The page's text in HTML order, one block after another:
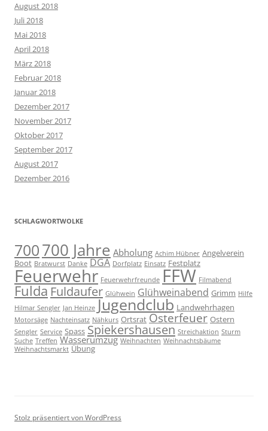
August 2018
Juli 2018
Mai 2018
April 2018
März 2018
Februar 2018
Januar 2018
Dezember 2017
November 2017
Oktober 2017
September 2017
August 2017
Dezember 2016
SCHLAGWORTWOLKE
700700 Jahre Abholung Achim Hübner Angelverein
Boot Bratwurst Danke DGA Dorfplatz Einsatz Festplatz
Feuerwehr Feuerwehrfreunde FFW Filmabend
Fulda Fuldaufer Glühwein Glühweinabend Grimm Hilfe
Hilmar Sengler Jan Heinze Jugendclub Landwehrhagen
Motorsäge Nachteinsatz Nähkurs Ortsrat Osterfeuer Ostern
Sengler Service Spass Spiekershausen Streichaktion Sturm
Suche Treffen Wasserumzug Weihnachten Weihnachtsbäume
Weihnachtsmarkt Übung
Stolz präsentiert von WordPress